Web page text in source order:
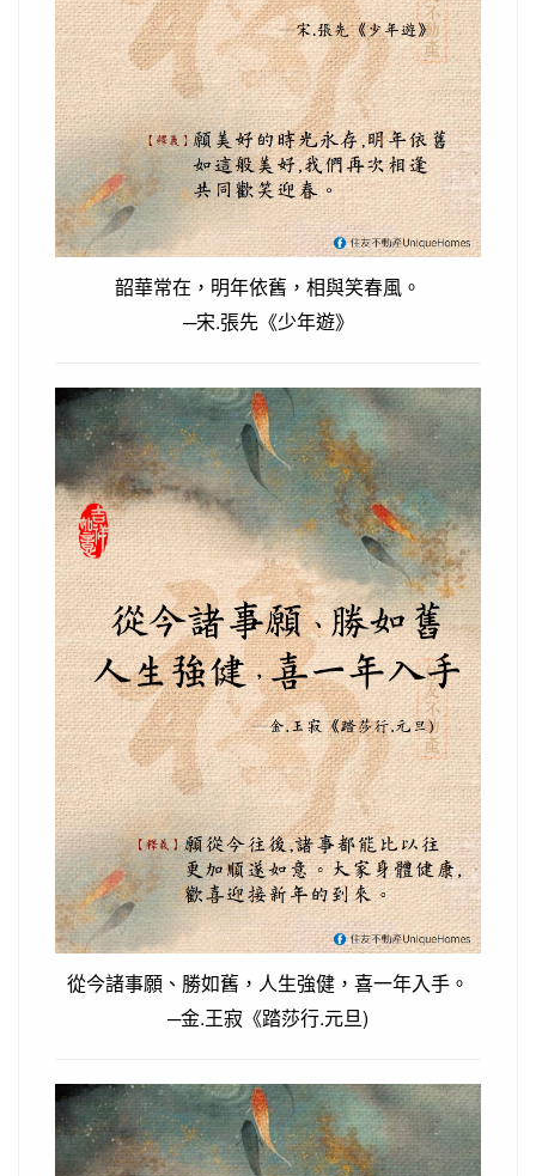
韶華常在，明年依舊，相與笑春風。
─宋.張先《少年遊》
從今諸事願、勝如舊，人生強健，喜一年入手。
─金.王寂《踏莎行.元旦)